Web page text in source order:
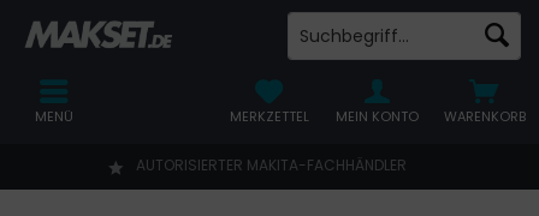
AUTORISIERTER MAKITA-FACHHÄNDLER
WARENKORB
MERKZETTEL MEIN KONTO
MENÜ